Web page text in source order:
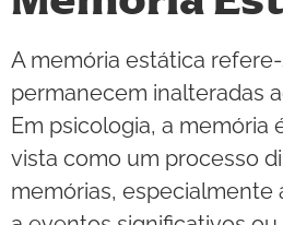
A memória estática
permanecem inalteradas
Em psicologia, a
vista como um processo
memórias, especialmente